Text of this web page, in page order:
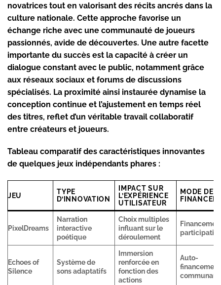
novatrices tout en valorisant des récits ancrés dans la
culture nationale. Cette approche favorise un
échange riche avec une communauté de joueurs
passionnés, avide de découvertes. Une autre facette
importante du succès est la capacité à créer un
dialogue constant avec le public, notamment grâce
aux réseaux sociaux et forums de discussions
spécialisés. La proximité ainsi instaurée dynamise la
conception continue et l’ajustement en temps réel
des titres, reflet d’un véritable travail collaboratif
entre créateurs et joueurs.
Tableau comparatif des caractéristiques innovantes
de quelques jeux indépendants phares :
JEU
TYPE
D’INNOVATION
IMPACT SUR
L’EXPÉRIENCE
UTILISATEUR
MODE DE
PixelDreams
Narration
interactive
poétique
Choix multiples
influant sur le
déroulement
participatif
Echoes of
Silence
Système de
sons adaptatifs
Immersion
renforcée en
fonction des
actions
Auto-
financement